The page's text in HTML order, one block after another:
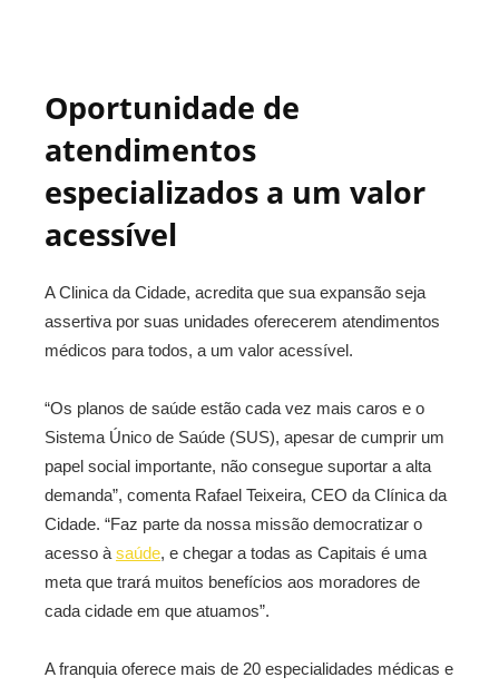
Oportunidade de
atendimentos
especializados a um valor
acessível
A Clinica da Cidade, acredita que sua expansão seja
assertiva por suas unidades oferecerem atendimentos
médicos para todos, a um valor acessível.
“Os planos de saúde estão cada vez mais caros e o
Sistema Único de Saúde (SUS), apesar de cumprir um
papel social importante, não consegue suportar a alta
demanda”, comenta Rafael Teixeira, CEO da Clínica da
Cidade. “Faz parte da nossa missão democratizar o
acesso à saúde, e chegar a todas as Capitais é uma
meta que trará muitos benefícios aos moradores de
cada cidade em que atuamos”.
A franquia oferece mais de 20 especialidades médicas e